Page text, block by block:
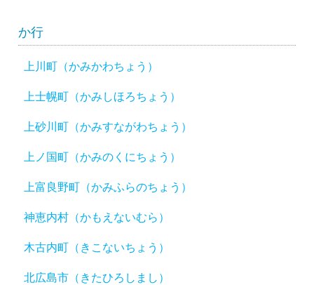
か行
上川町（かみかわちょう）
上士幌町（かみしほろちょう）
上砂川町（かみすながわちょう）
上ノ国町（かみのくにちょう）
上富良野町（かみふらのちょう）
神恵内村（かもえないむら）
木古内町（きこないちょう）
北広島市（きたひろしまし）